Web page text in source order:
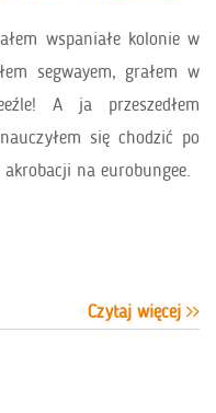
wspaniałe kolonie w
segwayem, grałem w
A ja przeszedłem
się chodzić po
na eurobungee.
Czytaj więcej